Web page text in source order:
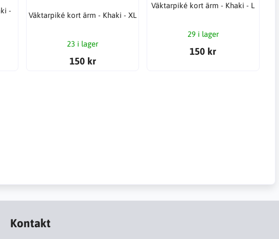
-
Väktarpiké kort ärm - Khaki - XL
23 i lager
150 kr
Väktarpiké kort ärm - Khaki - L
29 i lager
150 kr
Kontakt